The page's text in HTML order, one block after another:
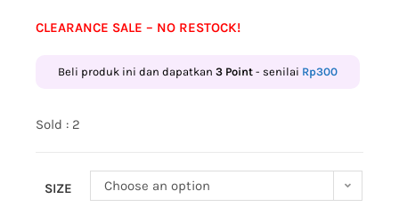
CLEARANCE SALE – NO RESTOCK!
Beli produk ini dan dapatkan3 Point - senilai Rp300
Sold : 2
SIZE Choose an option